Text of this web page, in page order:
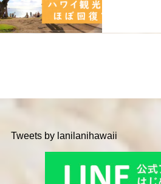
Tweets by lanilanihawaii